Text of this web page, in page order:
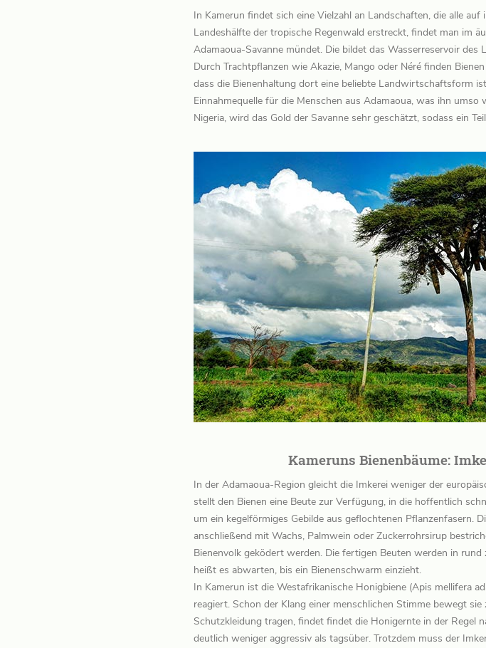
In Kamerun findet sich eine Vielzahl an Landschaften, die alle
Landeshälfte der tropische Regenwald erstreckt, findet man im
Adamaoua-Savanne mündet. Die bildet das Wasserreservoir
Durch Trachtpflanzen wie Akazie, Mango oder Néré finden
dass die Bienenhaltung dort eine beliebte Landwirtschaftsform
Einnahmequelle für die Menschen aus Adamaoua, was ihn
Nigeria, wird das Gold der Savanne sehr geschätzt, sodass ein
Kameruns Bienenbäume:
In der Adamaoua-Region gleicht die Imkerei weniger der
stellt den Bienen eine Beute zur Verfügung, in die hoffentlich
um ein kegelförmiges Gebilde aus geflochtenen Pflanzenfasern.
anschließend mit Wachs, Palmwein oder Zuckerrohrsirup
Bienenvolk geködert werden. Die fertigen Beuten werden in
heißt es abwarten, bis ein Bienenschwarm einzieht.
In Kamerun ist die Westafrikanische Honigbiene (Apis mellifera
reagiert. Schon der Klang einer menschlichen Stimme bewegt
Schutzkleidung tragen, findet findet die Honigernte in der Regel
deutlich weniger aggressiv als tagsüber. Trotzdem muss der